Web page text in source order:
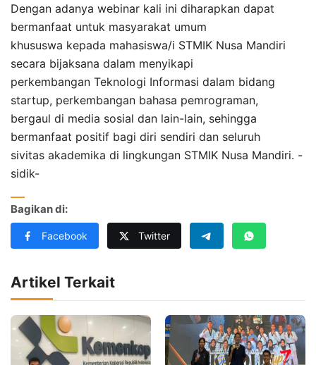
Dengan adanya webinar kali ini diharapkan dapat
bermanfaat untuk masyarakat umum
khususwa kepada mahasiswa/i STMIK Nusa Mandiri
secara bijaksana dalam menyikapi
perkembangan Teknologi Informasi dalam bidang
startup, perkembangan bahasa pemrograman,
bergaul di media sosial dan lain-lain, sehingga
bermanfaat positif bagi diri sendiri dan seluruh
sivitas akademika di lingkungan STMIK Nusa Mandiri. -
sidik-
Bagikan di:
Facebook Twitter
Artikel Terkait